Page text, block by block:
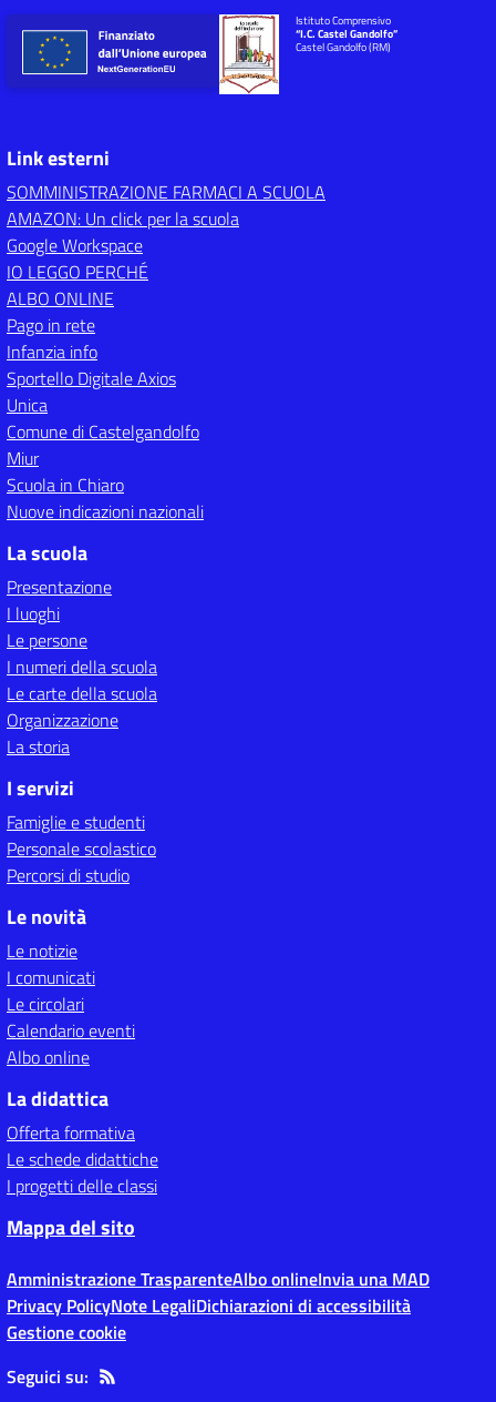
Istituto Comprensivo
“I.C. Castel Gandolfo”
Castel Gandolfo (RM)
Link esterni
SOMMINISTRAZIONE FARMACI A SCUOLA
AMAZON: Un click per la scuola
Google Workspace
IO LEGGO PERCHÉ
ALBO ONLINE
Pago in rete
Infanzia info
Sportello Digitale Axios
Unica
Comune di Castelgandolfo
Miur
Scuola in Chiaro
Nuove indicazioni nazionali
La scuola
Presentazione
I luoghi
Le persone
I numeri della scuola
Le carte della scuola
Organizzazione
La storia
I servizi
Famiglie e studenti
Personale scolastico
Percorsi di studio
Le novità
Le notizie
I comunicati
Le circolari
Calendario eventi
Albo online
La didattica
Offerta formativa
Le schede didattiche
I progetti delle classi
Mappa del sito
Amministrazione TrasparenteAlbo onlineInvia una MAD
Privacy PolicyNote LegaliDichiarazioni di accessibilità
Gestione cookie
Seguici su: